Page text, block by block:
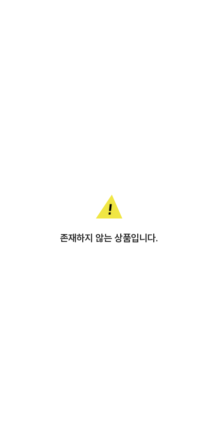
존재하지 않는 상품입니다.